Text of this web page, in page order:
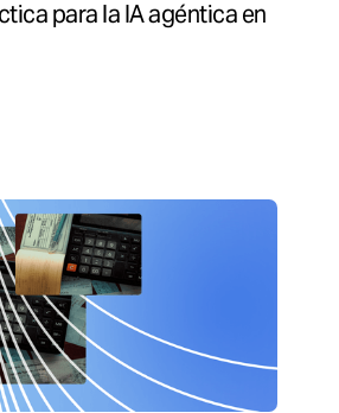
para la IA agéntica en